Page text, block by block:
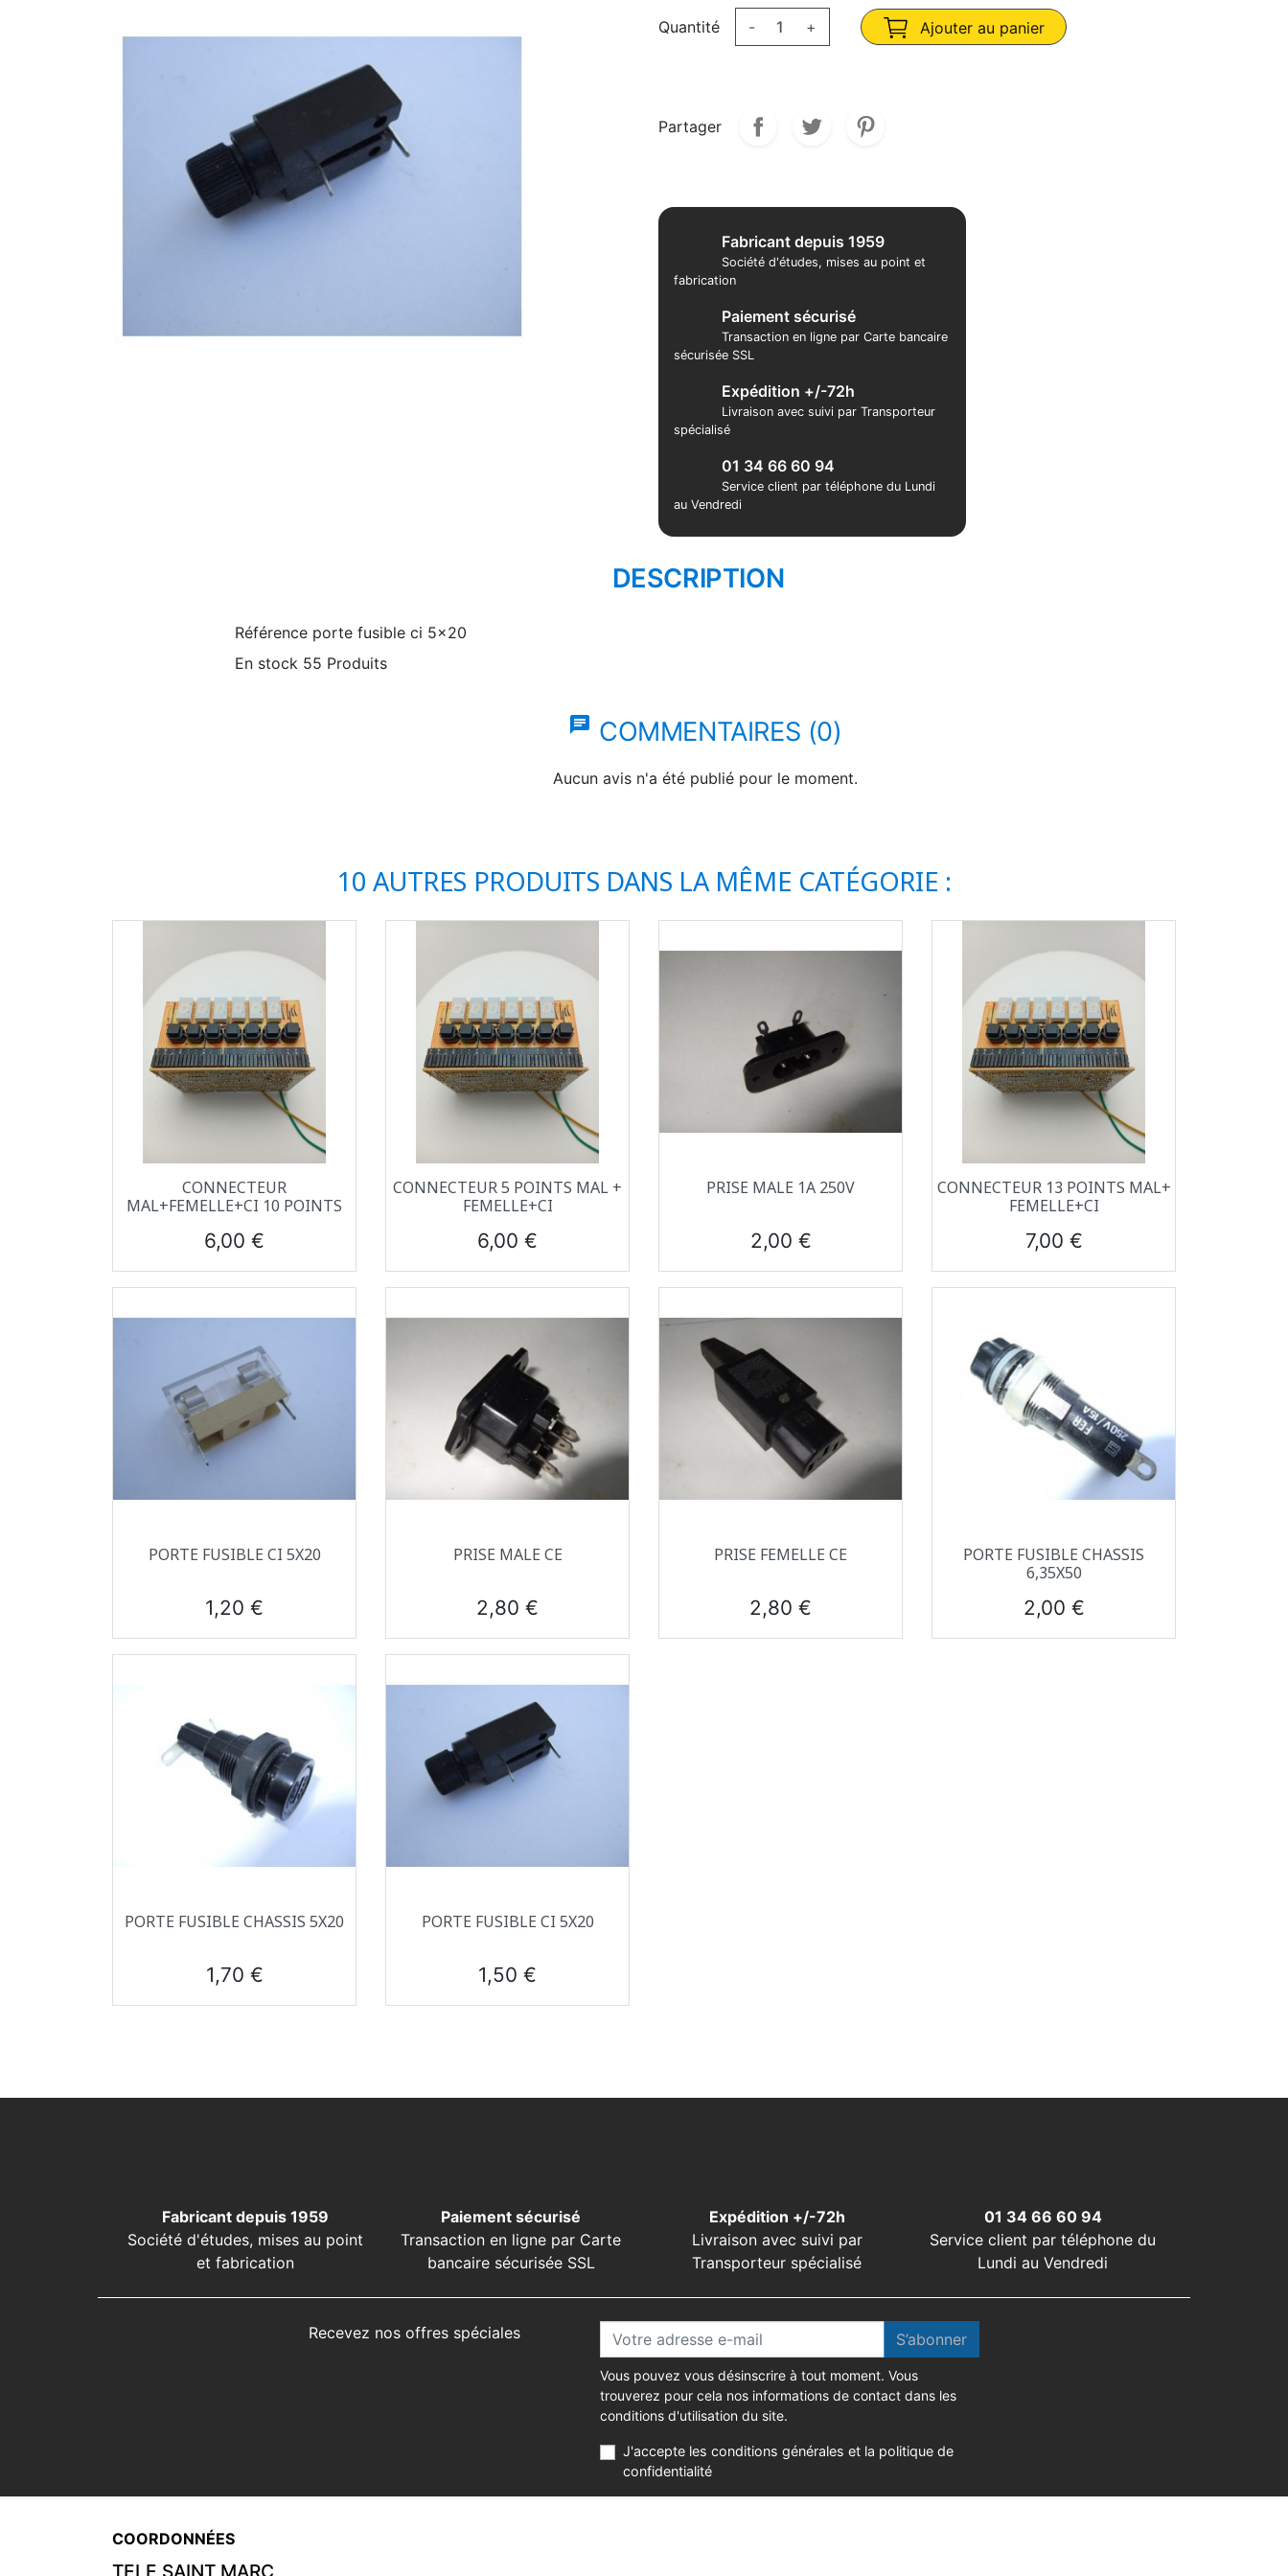
Quantité - + Ajouter au panier
Partager
Fabricant depuis 1959
Société d'études, mises au point et
fabrication
Paiement sécurisé
Transaction en ligne par Carte bancaire
sécurisée SSL
Expédition +/-72h
Livraison avec suivi par Transporteur
spécialisé
01 34 66 60 94
Service client par téléphone du Lundi
au Vendredi
DESCRIPTION
Référence porte fusible ci 5x20
En stock 55 Produits
chat COMMENTAIRES (0)
Aucun avis n'a été publié pour le moment.
10 AUTRES PRODUITS DANS LA MÊME CATÉGORIE :
Aperçu rapide
CONNECTEUR
MAL+FEMELLE+CI 10 POINTS
Prix
6,00 €
Aperçu rapide
CONNECTEUR 5 POINTS MAL +
FEMELLE+CI
Prix
6,00 €
Aperçu rapide
PRISE MALE 1A 250V
Prix
2,00 €
Aperçu rapide
CONNECTEUR 13 POINTS MAL+
FEMELLE+CI
Prix
7,00 €
Aperçu rapide
PORTE FUSIBLE CI 5X20
Prix
1,20 €
Aperçu rapide
PRISE MALE CE
Prix
2,80 €
Aperçu rapide
PRISE FEMELLE CE
Prix
2,80 €
 Aperçu rapide
PORTE FUSIBLE CHASSIS
6,35X50
Prix
2,00 €
Aperçu rapide
PORTE FUSIBLE CHASSIS 5X20
Prix
1,70 €
Aperçu rapide
PORTE FUSIBLE CI 5X20
Prix
1,50 €
Fabricant depuis 1959
Société d'études, mises au point
et fabrication
Paiement sécurisé
Transaction en ligne par Carte
bancaire sécurisée SSL
Expédition +/-72h
Livraison avec suivi par
Transporteur spécialisé
01 34 66 60 94
Service client par téléphone du
Lundi au Vendredi
Recevez nos offres spéciales S’abonner
Vous pouvez vous désinscrire à tout moment. Vous
trouverez pour cela nos informations de contact dans les
conditions d'utilisation du site.
J'accepte les conditions générales et la politique de
confidentialité
COORDONNÉES
TELE SAINT MARC